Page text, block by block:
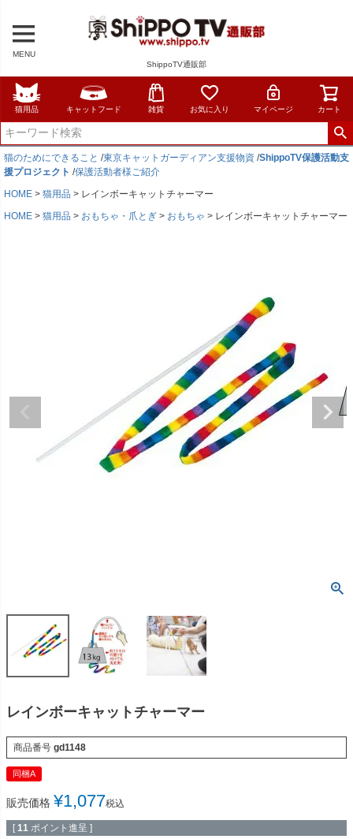
MENU
ShippoTV通販部
猫用品 キャットフード 雑貨 お気に入り マイページ カート
猫のためにできること /東京キャットガーディアン支援物資 /ShippoTV保護活動支
援プロジェクト /保護活動者様ご紹介
HOME
猫用品
レインボーキャットチャーマー
HOME
猫用品 おもちゃ・爪とぎ おもちゃ レインボーキャットチャーマー
レインボーキャットチャーマー
商品番号 gd1148
同梱A
販売価格 ¥1,077税込
[ 11 ポイント進呈 ]